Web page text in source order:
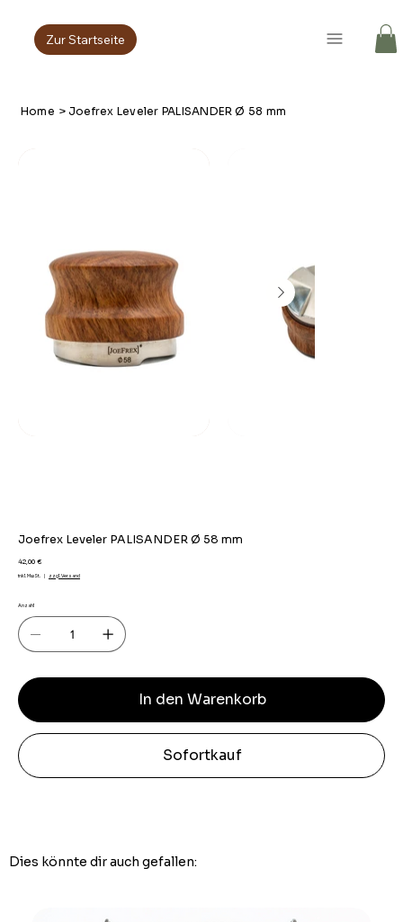
Zur Startseite
Home > Joefrex Leveler PALISANDER Ø 58 mm
Joefrex Leveler PALISANDER Ø 58 mm
Preis
42,00 €
inkl. MwSt. zzgl. Versand
Anzahl
In den Warenkorb
Sofortkauf
Dies könnte dir auch gefallen: